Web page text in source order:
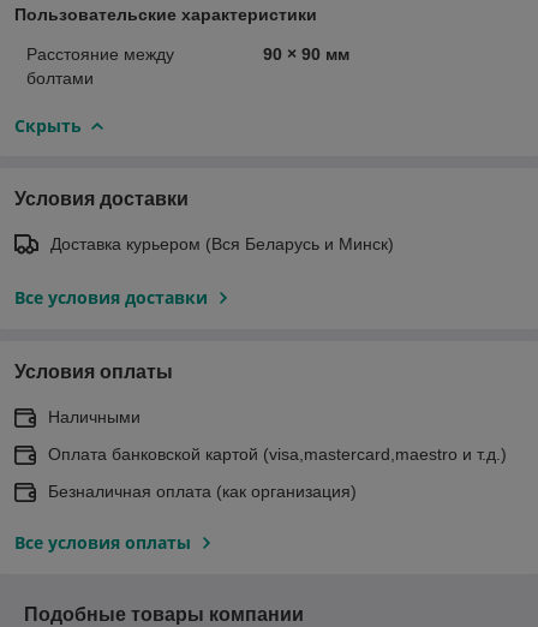
Пользовательские характеристики
Расстояние между
болтами
90 × 90 мм
Скрыть
Условия доставки
Доставка курьером (Вся Беларусь и Минск)
Все условия доставки
Условия оплаты
Наличными
Оплата банковской картой (visa,mastercard,maestro и т.д.)
Безналичная оплата (как организация)
Все условия оплаты
Подобные товары компании